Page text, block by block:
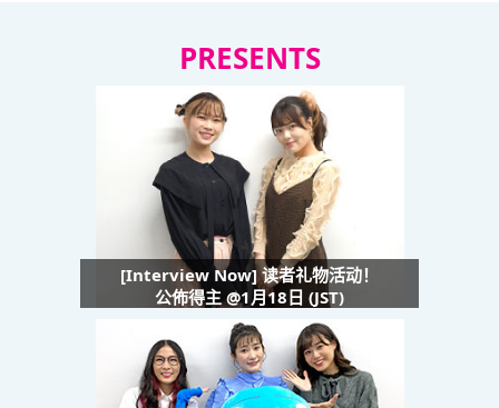
PRESENTS
[Interview Now] 读者礼物活动！
公佈得主 @1月18日 (JST)